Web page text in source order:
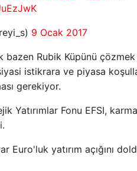
9 Ocak 2017
bazen Rubik Küpünü
istikrara ve piyasa
gerekiyor.
Yatırımlar Fonu EFSI,
Euro'luk yatırım açığını